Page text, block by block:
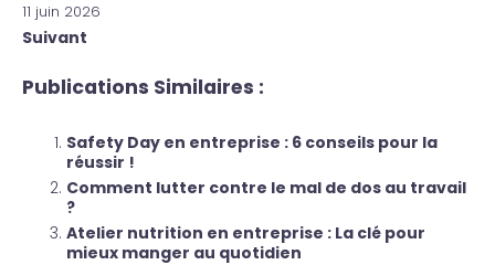
11 juin 2026
Suivant
Publications Similaires :
Safety Day en entreprise : 6 conseils pour la
réussir !
Comment lutter contre le mal de dos au travail
?
Atelier nutrition en entreprise : La clé pour
mieux manger au quotidien